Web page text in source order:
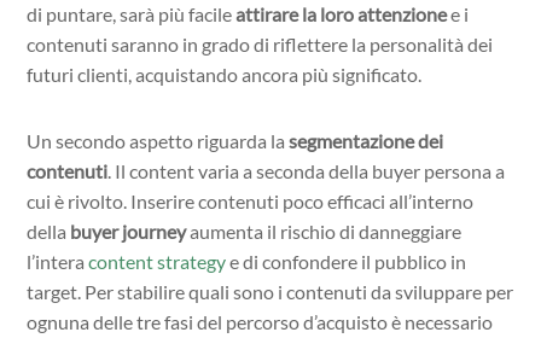
di puntare, sarà più facileattirare la loro attenzionee i
contenuti saranno in grado di riflettere la personalità dei
futuri clienti, acquistando ancora più significato.
Un secondo aspetto riguarda lasegmentazione dei
contenuti . Il content varia a seconda della buyer persona a
cui è rivolto. Inserire contenuti poco efficaci all’interno
della buyer journeyaumenta il rischio di danneggiare
l’interacontent strategye di confondere il pubblico in
target. Per stabilire quali sono i contenuti da sviluppare per
ognuna delle tre fasi del percorso d’acquisto è necessario